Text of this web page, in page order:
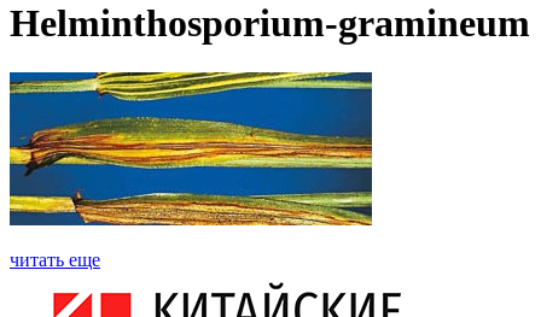
Helminthosporium-gramineum
читать еще